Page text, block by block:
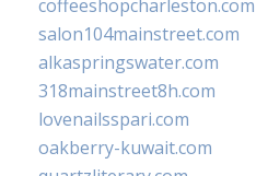
coffeeshopcharleston.com
salon104mainstreet.com
alkaspringswater.com
318mainstreet8h.com
lovenailsspari.com
oakberry-kuwait.com